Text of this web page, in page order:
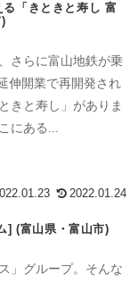
「きときと寿し 富
さらに富山地鉄が乗
伸開業で再開発され
きと寿し」がありま
にある...
2022.01.24
] (富山県・富山市)
」グループ。そんな